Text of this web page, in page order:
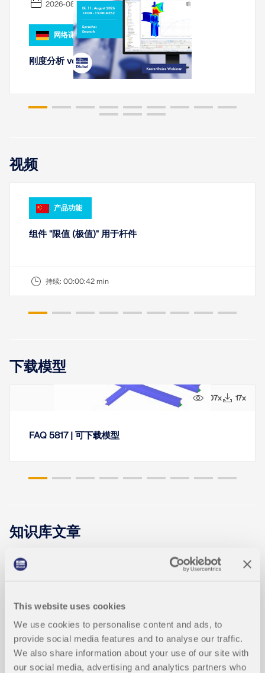
This website uses cookies
We use cookies to personalise content and ads, to
provide social media features and to analyse our traffic.
We also share information about your use of our site with
our social media, advertising and analytics partners who
2026-08-11
网络课堂
刚度分析 von 钢连接 mit RFEM 6
视频
产品功能
组件 "限值 (极值)" 用于杆件
持续: 00:00:42 min
下载模型
107x 17x
FAQ 5817 | 可下载模型
知识库文章
新建